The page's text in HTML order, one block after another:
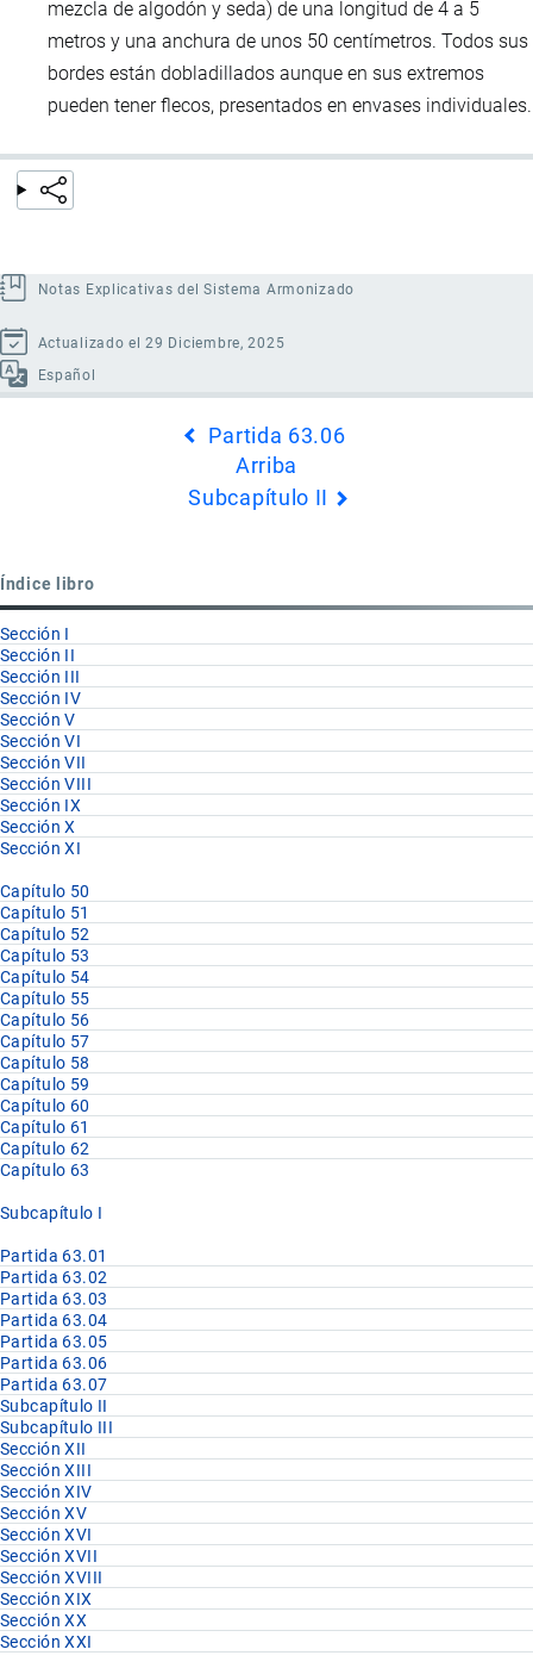
mezcla de algodón y seda) de una longitud de 4 a 5
metros y una anchura de unos 50 centímetros. Todos sus
bordes están dobladillados aunque en sus extremos
pueden tener flecos, presentados en envases individuales.
Notas Explicativas del Sistema Armonizado
Actualizado el 29 Diciembre, 2025
Español
Partida 63.06
Arriba
Subcapítulo II
Índice libro
Sección I
Sección II
Sección III
Sección IV
Sección V
Sección VI
Sección VII
Sección VIII
Sección IX
Sección X
Sección XI
Capítulo 50
Capítulo 51
Capítulo 52
Capítulo 53
Capítulo 54
Capítulo 55
Capítulo 56
Capítulo 57
Capítulo 58
Capítulo 59
Capítulo 60
Capítulo 61
Capítulo 62
Capítulo 63
Subcapítulo I
Partida 63.01
Partida 63.02
Partida 63.03
Partida 63.04
Partida 63.05
Partida 63.06
Partida 63.07
Subcapítulo II
Subcapítulo III
Sección XII
Sección XIII
Sección XIV
Sección XV
Sección XVI
Sección XVII
Sección XVIII
Sección XIX
Sección XX
Sección XXI